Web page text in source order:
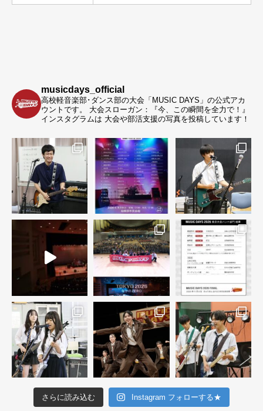
musicdays_official
高校軽音楽部･ダンス部の大会「MUSIC DAYS」の公式アカ
ウントです。
大会スローガン：『今、この瞬間を全力で！』
インスタグラムは 大会や部活支援の写真を投稿しています！
さらに読み込む Instagram フォローする★